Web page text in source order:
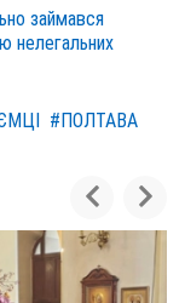
займався
нелегальних
#ПОЛТАВА